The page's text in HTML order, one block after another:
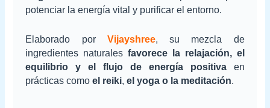
potenciar la energía vital y purificar el entorno.
Elaborado por Vijayshree, su mezcla de
ingredientes naturalesfavorece la relajación, el
equilibrio y el flujo de energía positivaen
prácticas comoel reiki,el yoga o la meditación.